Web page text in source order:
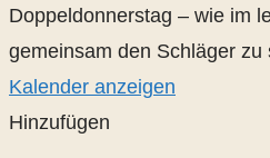
Doppeldonnerstag – wie im
gemeinsam den Schläger zu
Kalender anzeigen
Hinzufügen